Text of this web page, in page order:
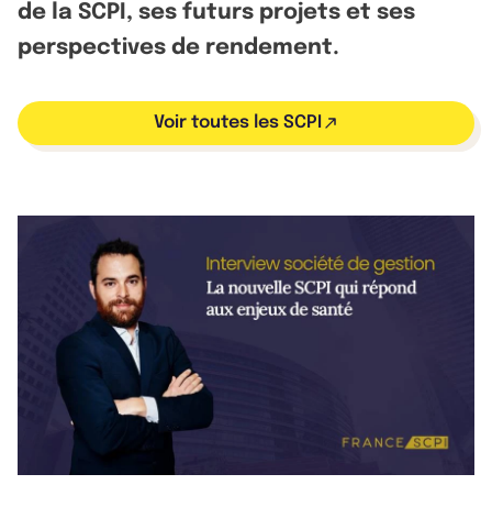
de la SCPI, ses futurs projets et ses
perspectives de rendement.
Voir toutes les SCPI